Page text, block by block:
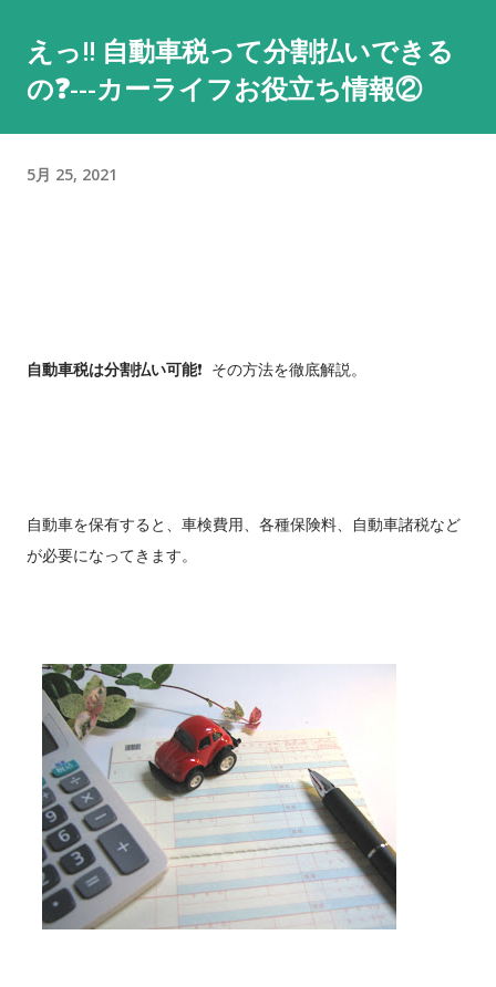
２年車検付！ 7 デイズ ニッサン 銀 走行６万キロ！ 8 ピク
シスエポック トヨタ 白 走行５万キロ！車検もたっぷり！商用
ビ、TV、ドライブレコーダー！ 11 フリード ホンダ 銀 希少な8
銀 根強い人気のコンパクトカー！（普通自動車） 17 N-BOX ホ
移動します。 でも店頭に到着したとたんに売れるってパタンも
あるのでその時はすみません😅 気になる車があればお早めにお
えっ‼️ 自動車税って分割払いできる
の❓---カーライフお役立ち情報②
5月 25, 2021
自動車税は分割払い可能❗️ その方法を徹底解説。
自動車を保有すると、車検費用、各種保険料、自動車諸税など
が必要になってきます。